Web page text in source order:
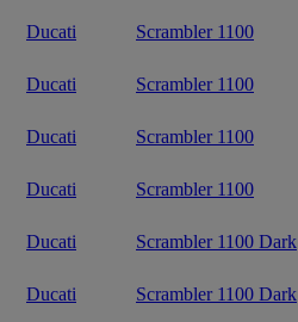
Ducati Scrambler 1100
Ducati Scrambler 1100
Ducati Scrambler 1100
Ducati Scrambler 1100
Ducati Scrambler 1100 Dark
Ducati Scrambler 1100 Dark